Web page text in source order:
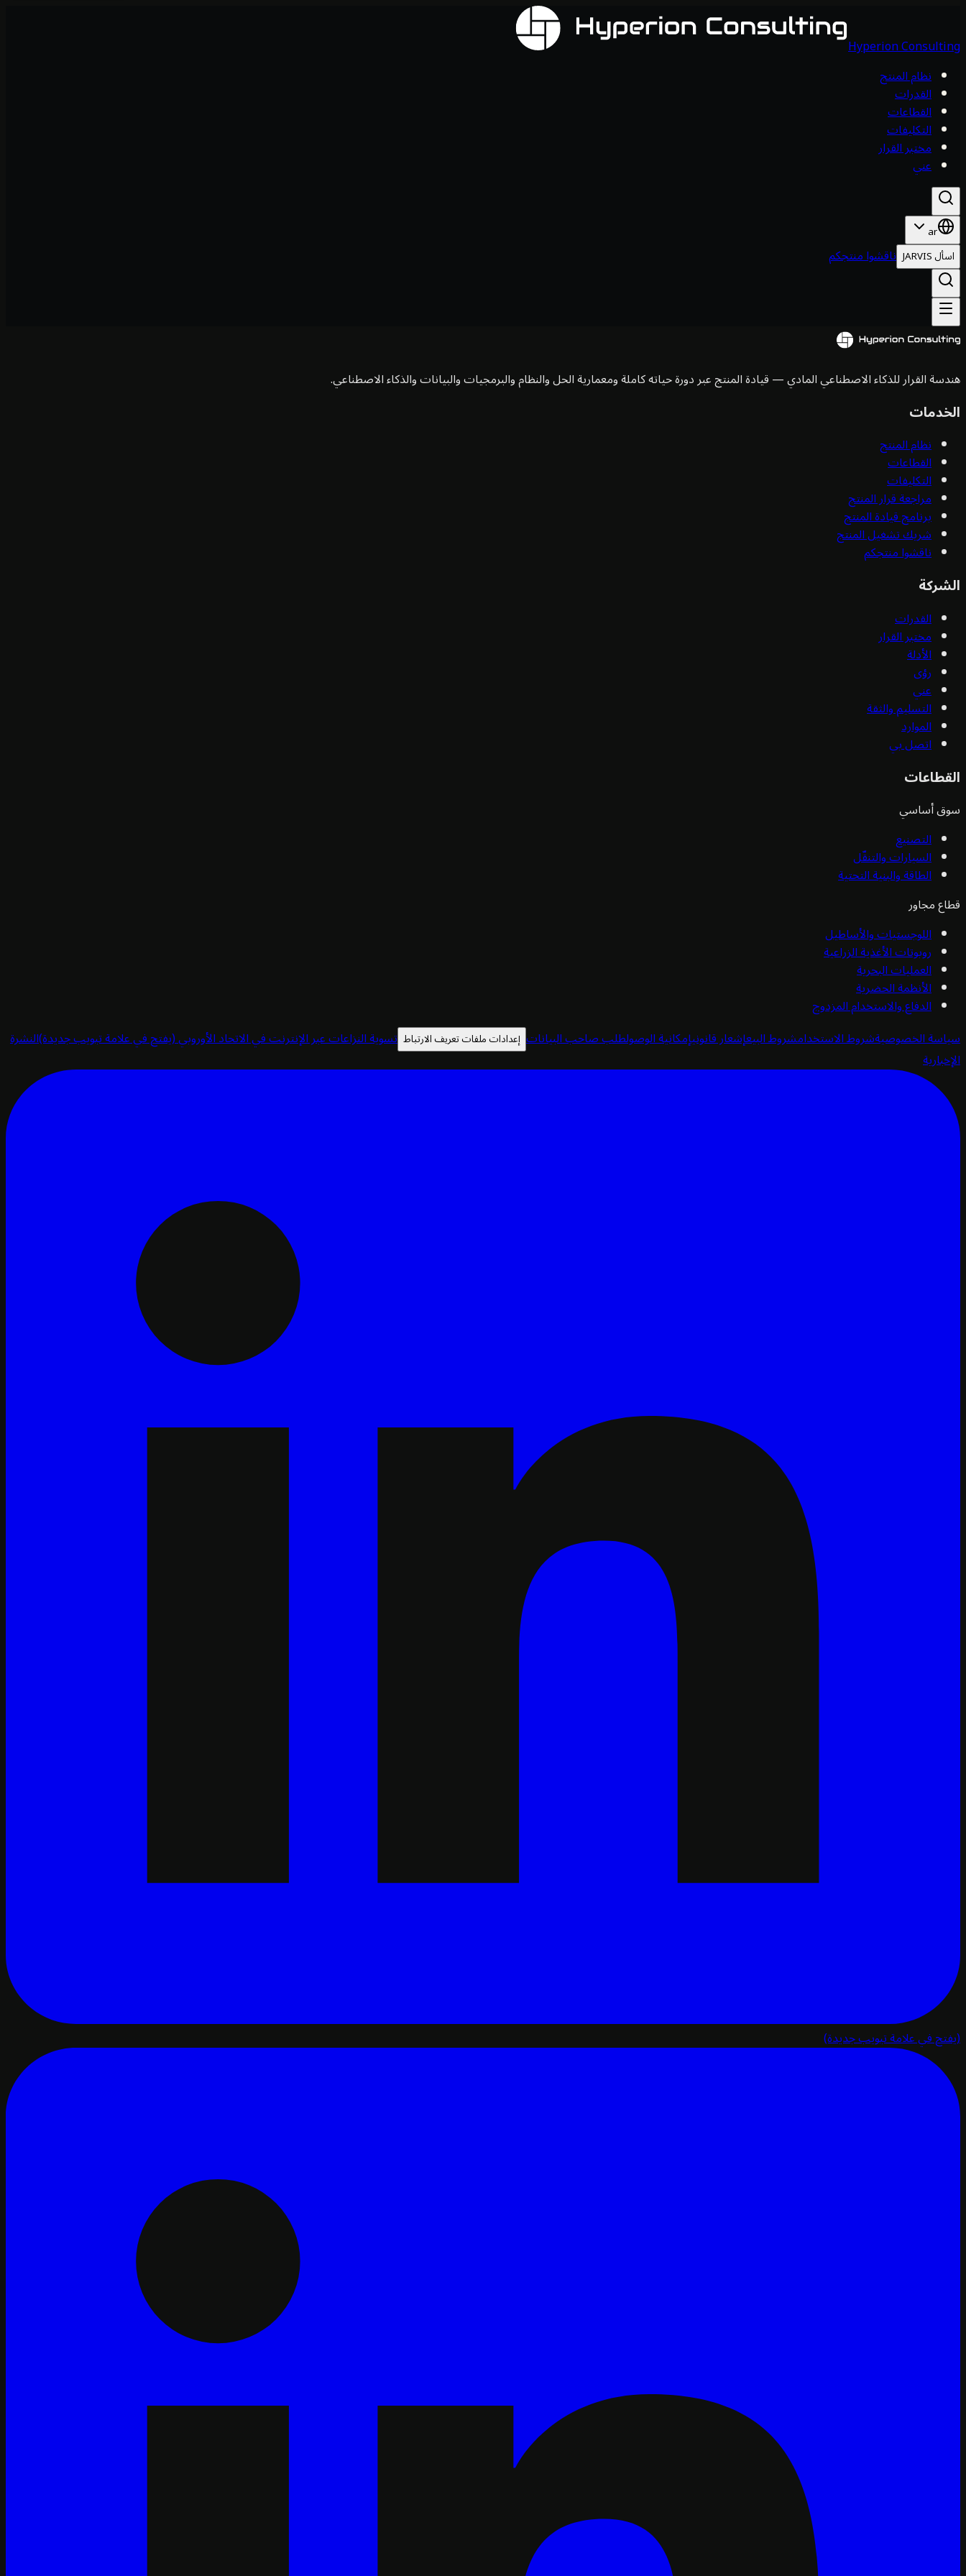
Hyperion Consulting
نظام المنتج
القدرات
القطاعات
التكليفات
مختبر القرار
عني
ar
اسأل JARVIS
ناقشوا منتجكم
هندسة القرار للذكاء الاصطناعي المادي — قيادة المنتج عبر دورة حياته كاملة ومعمارية الحل والنظام والبرمجيات والبيانات والذكاء الاصطناعي.
الخدمات
نظام المنتج
القطاعات
التكليفات
مراجعة قرار المنتج
برنامج قيادة المنتج
شريك تشغيل المنتج
ناقشوا منتجكم
الشركة
القدرات
مختبر القرار
الأدلة
رؤى
عني
التسليم والثقة
الموارد
اتصل بي
القطاعات
سوق أساسي
التصنيع
السيارات والتنقّل
الطاقة والبنية التحتية
قطاع مجاور
اللوجستيات والأساطيل
روبوتات الأغذية الزراعية
العمليات البحرية
الأنظمة الحضرية
الدفاع والاستخدام المزدوج
سياسة الخصوصيةشروط الاستخدامشروط البيعإشعار قانونيإمكانية الوصولطلب صاحب البيانات إعدادات ملفات تعريف الارتباط تسوية النزاعات عبر الإنترنت في الاتحاد الأوروبي(يفتح في علامة تبويب جديدة)النشرة
الإخبارية
(يفتح في علامة تبويب جديدة)